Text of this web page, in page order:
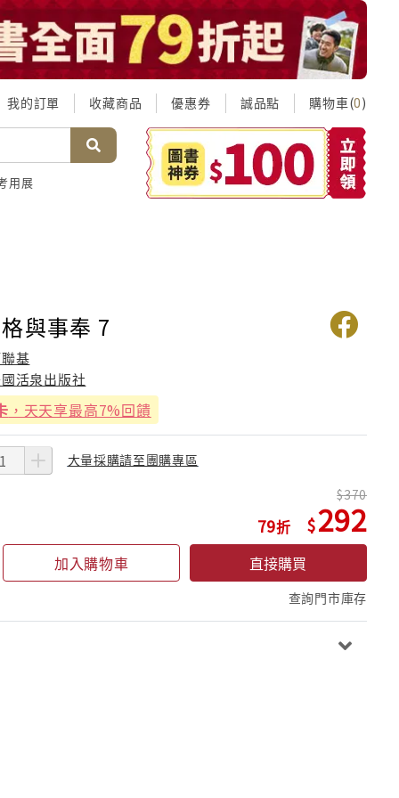
我的訂單 收藏商品 優惠券 誠品點 購物車(0)
用展
與事奉 7
基
活泉出版社
，天天享最高7%回饋
大量採購請至團購專區
79
370
292
加入購物車 直接購買
查詢門市庫存